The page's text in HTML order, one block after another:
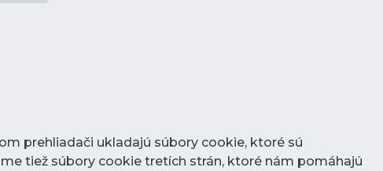
prehliadači ukladajú súbory cookie, ktoré sú
tiež súbory cookie tretích strán, ktoré nám pomáhajú